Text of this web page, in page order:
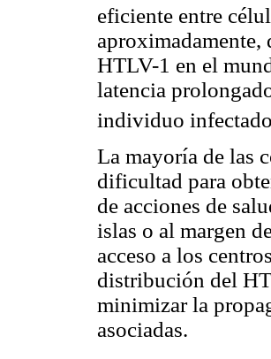
eficiente entre
aproximadamente,
HTLV-1 en el
latencia
individuo infectado
La mayoría de las
dificultad para
de acciones de
islas o al margen
acceso a los
distribución del
minimizar la
asociadas.